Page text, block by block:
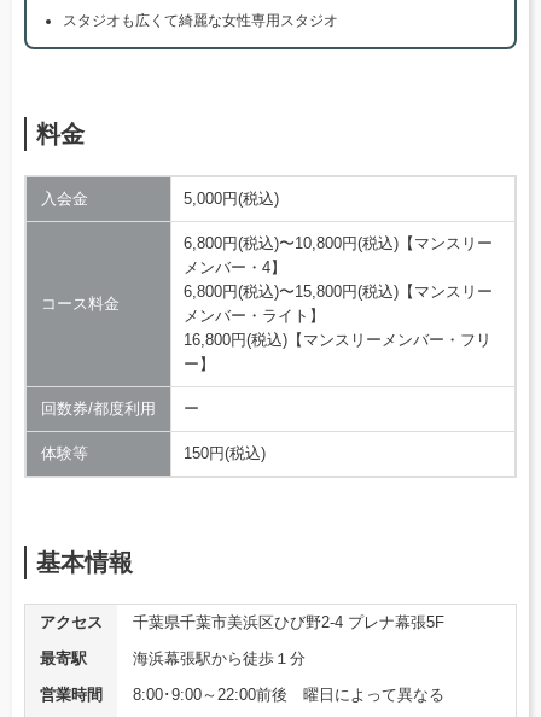
スタジオも広くて綺麗な女性専用スタジオ
料金
入会金 5,000円(税込)
コース料金
6,800円(税込)〜10,800円(税込)【マンスリー
メンバー・4】
6,800円(税込)〜15,800円(税込)【マンスリー
メンバー・ライト】
16,800円(税込)【マンスリーメンバー・フリ
ー】
回数券/都度利用 ー
体験等 150円(税込)
基本情報
アクセス
千葉県千葉市美浜区ひび野2-4 プレナ幕張5F
最寄駅
海浜幕張駅から徒歩１分
営業時間
8:00･9:00～22:00前後 曜日によって異なる